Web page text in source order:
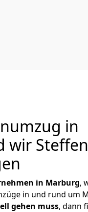
in
wir Steffen
in Marburg,
in und rund um
gehen muss, dann